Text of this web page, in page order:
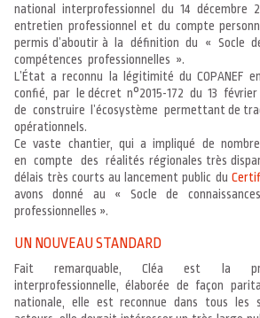
national interprofessionnel du 14 décembre
entretien professionnel et du compte
permis d’aboutir à la définition du « Socle
compétences professionnelles ».
L’État a reconnu la légitimité du COPANEF
confié, par le décret n°2015-172 du 13
de construire l’écosystème permettant de
opérationnels.
Ce vaste chantier, qui a impliqué de
en compte des réalités régionales très
délais très courts au lancement public du
avons donné au « Socle de
professionnelles ».
UN NOUVEAU STANDARD
Fait remarquable, Cléa est la première certification
interprofessionnelle, élaborée de façon
nationale, elle est reconnue dans tous les